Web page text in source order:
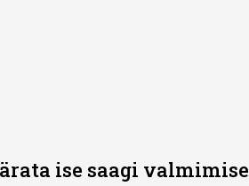
ise saagi valmimise